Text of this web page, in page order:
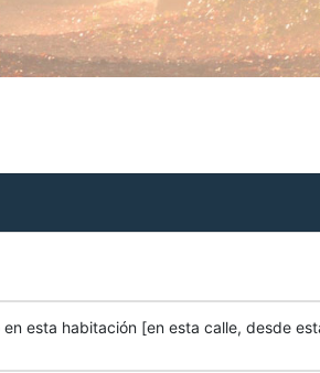
esta habitación [en esta calle, desde